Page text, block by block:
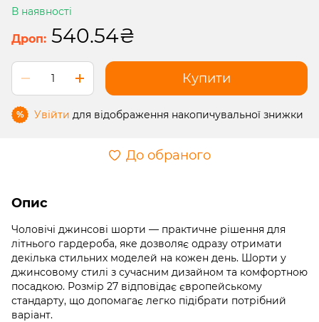
В наявності
540.54₴
Купити
% Увійти для відображення накопичувальної знижки
До обраного
Опис
Чоловічі джинсові шорти — практичне рішення для
літнього гардероба, яке дозволяє одразу отримати
декілька стильних моделей на кожен день. Шорти у
джинсовому стилі з сучасним дизайном та комфортною
посадкою. Розмір 27 відповідає європейському
стандарту, що допомагає легко підібрати потрібний
варіант.